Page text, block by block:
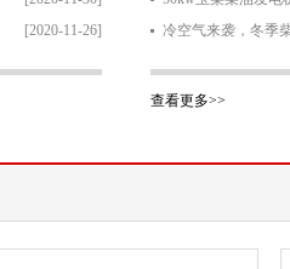
[2020-11-26]
冷空气来袭，冬季
查看更多>>